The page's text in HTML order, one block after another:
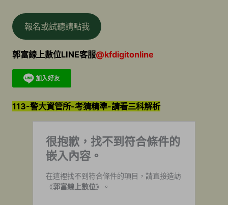
報名或試聽請點我
郭富線上數位LINE客服@kfdigitonline
113-警大資管所-考猜精準-請看三科解析